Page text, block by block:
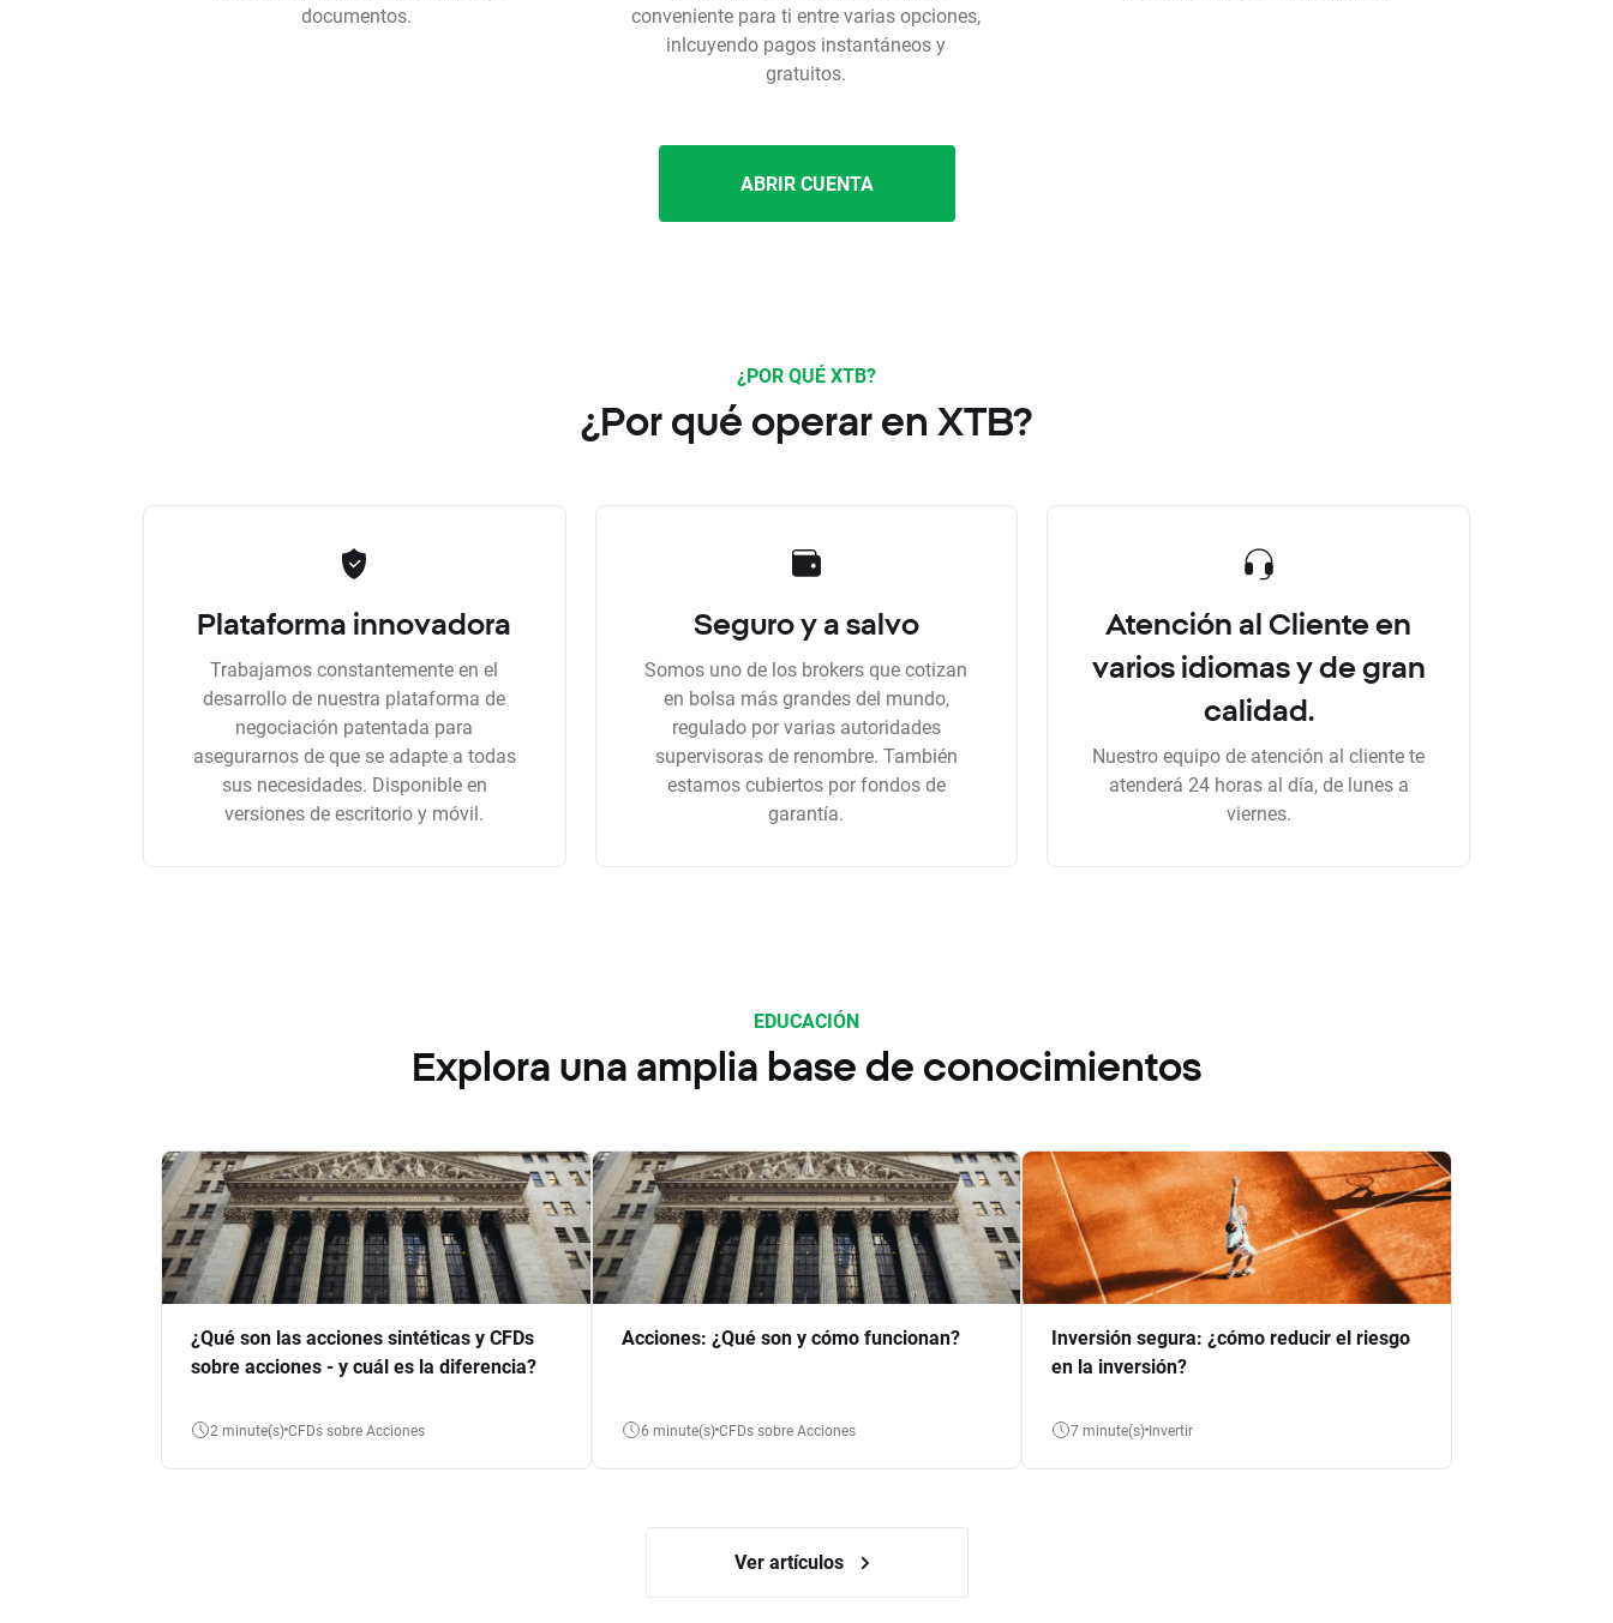
documentos.
conveniente para ti entre varias opciones,
inlcuyendo pagos instantáneos y
gratuitos.
ABRIR CUENTA
¿POR QUÉ XTB?
¿Por qué operar en XTB?
Plataforma innovadora
Trabajamos constantemente en el
desarrollo de nuestra plataforma de
negociación patentada para
asegurarnos de que se adapte a todas
sus necesidades. Disponible en
versiones de escritorio y móvil.
Seguro y a salvo
Somos uno de los brokers que cotizan
en bolsa más grandes del mundo,
regulado por varias autoridades
supervisoras de renombre. También
estamos cubiertos por fondos de
garantía.
Atención al Cliente en
varios idiomas y de gran
calidad.
Nuestro equipo de atención al cliente te
atenderá 24 horas al día, de lunes a
viernes.
EDUCACIÓN
Explora una amplia base de conocimientos
¿Qué son las acciones sintéticas y CFDs
sobre acciones - y cuál es la diferencia?
2 minute(s) CFDs sobre Acciones
Acciones: ¿Qué son y cómo funcionan?
6 minute(s) CFDs sobre Acciones
Inversión segura: ¿cómo reducir el riesgo
en la inversión?
7 minute(s) Invertir
Ver artículos